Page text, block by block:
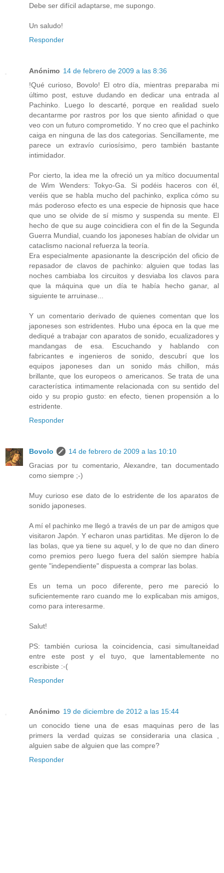
Debe ser difícil adaptarse, me supongo.
Un saludo!
Responder
Anónimo 14 de febrero de 2009 a las 8:36
!Qué curioso, Bovolo! El otro día, mientras preparaba mi
último post, estuve dudando en dedicar una entrada al
Pachinko. Luego lo descarté, porque en realidad suelo
decantarme por rastros por los que siento afinidad o que
veo con un futuro comprometido. Y no creo que el pachinko
caiga en ninguna de las dos categorias. Sencillamente, me
parece un extravío curiosísimo, pero también bastante
intimidador.
Por cierto, la idea me la ofreció un ya mítico docuumental
de Wim Wenders: Tokyo-Ga. Si podéis haceros con él,
veréis que se habla mucho del pachinko, explica cómo su
más poderoso efecto es una especie de hipnosis que hace
que uno se olvide de sí mismo y suspenda su mente. El
hecho de que su auge coincidiera con el fin de la Segunda
Guerra Mundial, cuando los japoneses habían de olvidar un
cataclismo nacional refuerza la teoría.
Era especialmente apasionante la descripción del oficio de
repasador de clavos de pachinko: alguien que todas las
noches cambiaba los circuitos y desviaba los clavos para
que la máquina que un día te había hecho ganar, al
siguiente te arruinase...
Y un comentario derivado de quienes comentan que los
japoneses son estridentes. Hubo una época en la que me
dediqué a trabajar con aparatos de sonido, ecualizadores y
mandangas de esa. Escuchando y hablando con
fabricantes e ingenieros de sonido, descubrí que los
equipos japoneses dan un sonido más chillon, más
brillante, que los europeos o americanos. Se trata de una
característica intimamente relacionada con su sentido del
oido y su propio gusto: en efecto, tienen propensión a lo
estridente.
Responder
Bovolo
14 de febrero de 2009 a las 10:10
Gracias por tu comentario, Alexandre, tan documentado
como siempre ;-)
Muy curioso ese dato de lo estridente de los aparatos de
sonido japoneses.
A mí el pachinko me llegó a través de un par de amigos que
visitaron Japón. Y echaron unas partiditas. Me dijeron lo de
las bolas, que ya tiene su aquel, y lo de que no dan dinero
como premios pero luego fuera del salón siempre había
gente "independiente" dispuesta a comprar las bolas.
Es un tema un poco diferente, pero me pareció lo
suficientemente raro cuando me lo explicaban mis amigos,
como para interesarme.
Salut!
PS: también curiosa la coincidencia, casi simultaneidad
entre este post y el tuyo, que lamentablemente no
escribiste :-(
Responder
Anónimo 19 de diciembre de 2012 a las 15:44
un conocido tiene una de esas maquinas pero de las
primers la verdad quizas se consideraria una clasica ,
alguien sabe de alguien que las compre?
Responder